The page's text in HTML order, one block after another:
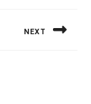
NEXT